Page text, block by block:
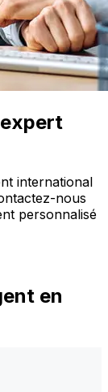
international
nous
personnalisé
en